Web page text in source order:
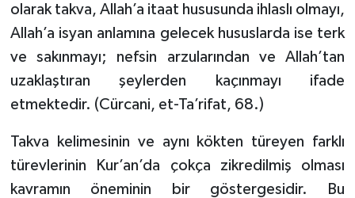
olarak takva, Allah’a itaat hususunda ihlaslı olmayı,
Allah’a isyan anlamına gelecek hususlarda ise terk
ve sakınmayı; nefsin arzularından ve Allah’tan
uzaklaştıran şeylerden kaçınmayı ifade
etmektedir. (Cürcani, et-Ta’rifat, 68.)
Takva kelimesinin ve aynı kökten türeyen farklı
türevlerinin Kur’an’da çokça zikredilmiş olması
kavramın öneminin bir göstergesidir. Bu
Çorum Müftülüğü
Denizli Müftülüğü
Diyarbakır Müftülüğü
Düzce Müftülüğü
Edirne Müftülüğü
Biyografiler
Diyanet TV
İhtida Haberleri
YAŞAM